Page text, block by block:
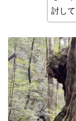
討して